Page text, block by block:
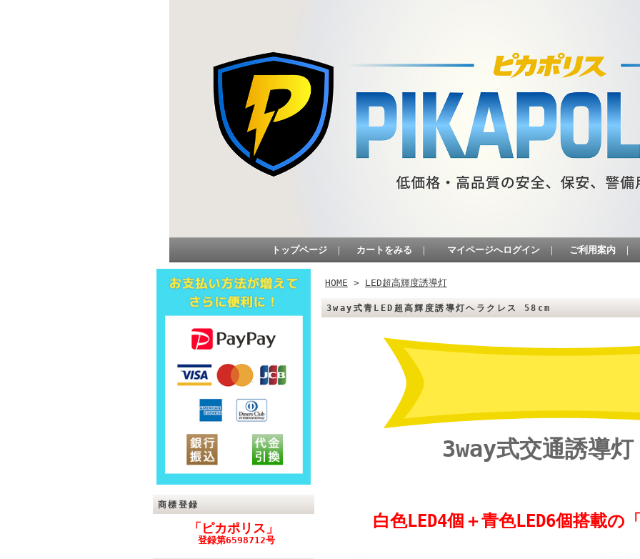
トップページ ｜ カートをみる ｜ マイページへログイン ｜ ご利用案内 ｜
商標登録
「ピカポリス」
登録第6598712号
HOME > LED超高輝度誘導灯
3way式青LED超高輝度誘導灯ヘラクレス 58cm
3way式交通誘導灯
白色LED4個＋青色LED6個搭載の